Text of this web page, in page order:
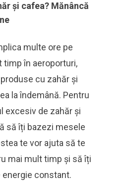
și cafea? Mănâncă
multe ore pe
timp în aeroporturi,
cu zahăr și
la îndemână. Pentru
excesiv de zahăr și
să îți bazezi mesele
te vor ajuta să te
mai mult timp și să îți
constant.